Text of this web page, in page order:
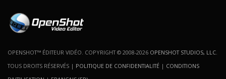
OPENSHOT™ ÉDITEUR VIDÉO. COPYRIGHT © 2008-2026 OPENSHOT STUDIOS, LLC
TOUS DROITS RÉSERVÉS | POLITIQUE DE CONFIDENTIALITÉ | CONDITIONS